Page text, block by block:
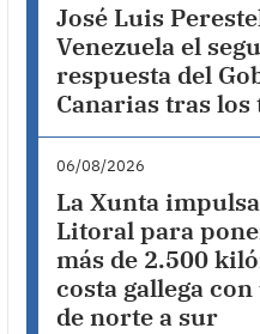
José Luis
Venezuela el
respuesta del
Canarias tras
06/08/2026
La Xunta
Litoral para
más de 2.500
costa gallega
de norte a sur